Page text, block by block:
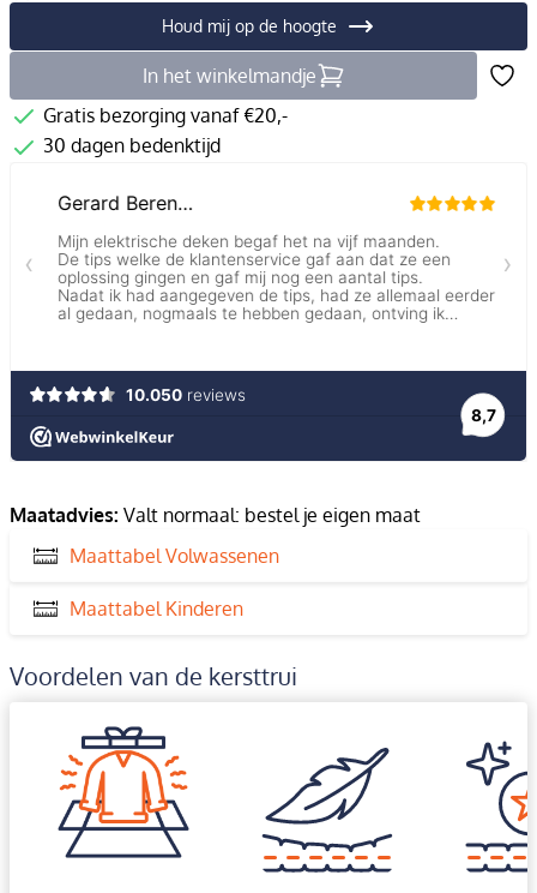
Houd mij op de hoogte
In het winkelmandje
Gratis bezorging vanaf €20,-
30 dagen bedenktijd
Maatadvies: Valt normaal: bestel je eigen maat
Maattabel Volwassenen
Maattabel Kinderen
Voordelen van de kersttrui